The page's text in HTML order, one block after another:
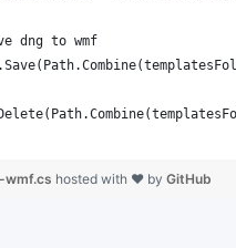
hosted with ❤ by GitHub